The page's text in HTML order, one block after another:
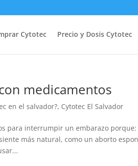
Cytotec Precio y Dosis Cytotec
medicamentos
en el salvador?, Cytotec El Salvador
para interrumpir un embarazo
más natural, como un aborto